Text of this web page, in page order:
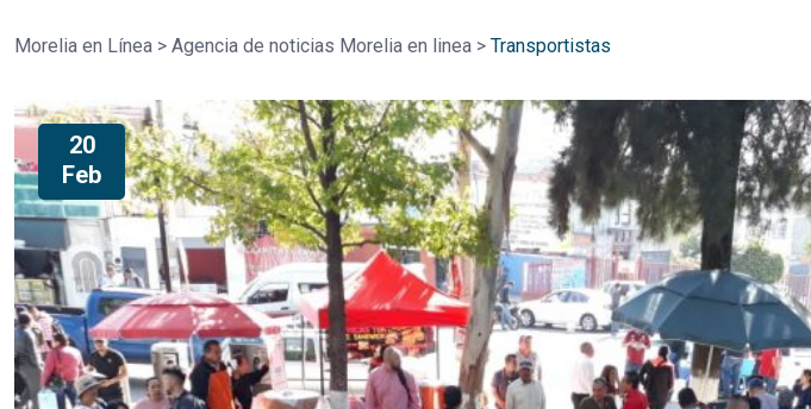
Morelia en Línea > Agencia de noticias Morelia en linea > Transportistas
20
Feb